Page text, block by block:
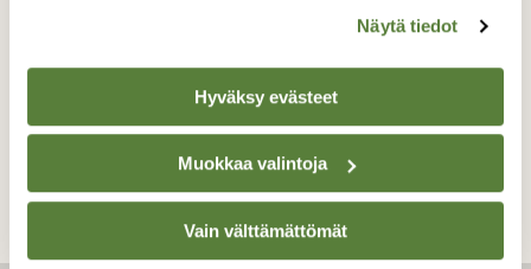
Näytä tiedot
Hyväksy evästeet
Muokkaa valintoja
Vain välttämättömät
TAKAISIN LISTAAN